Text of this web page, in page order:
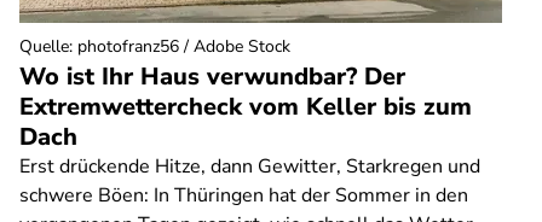
Wo ist Ihr Haus verwundbar? Der
Extremwettercheck vom Keller bis zum
Dach
Erst drückende Hitze, dann Gewitter, Starkregen und
schwere Böen: In Thüringen hat der Sommer in den
Quelle: photofranz56 / Adobe Stock